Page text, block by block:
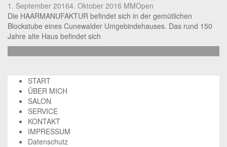
1. September 20164. Oktober 2016 MMOpen
Die HAARMANUFAKTUR befindet sich in der gemütlichen
Blockstube eines Cunewalder Umgebindehauses. Das rund 150
Jahre alte Haus befindet sich
START
ÜBER MICH
SALON
SERVICE
KONTAKT
IMPRESSUM
Datenschutz